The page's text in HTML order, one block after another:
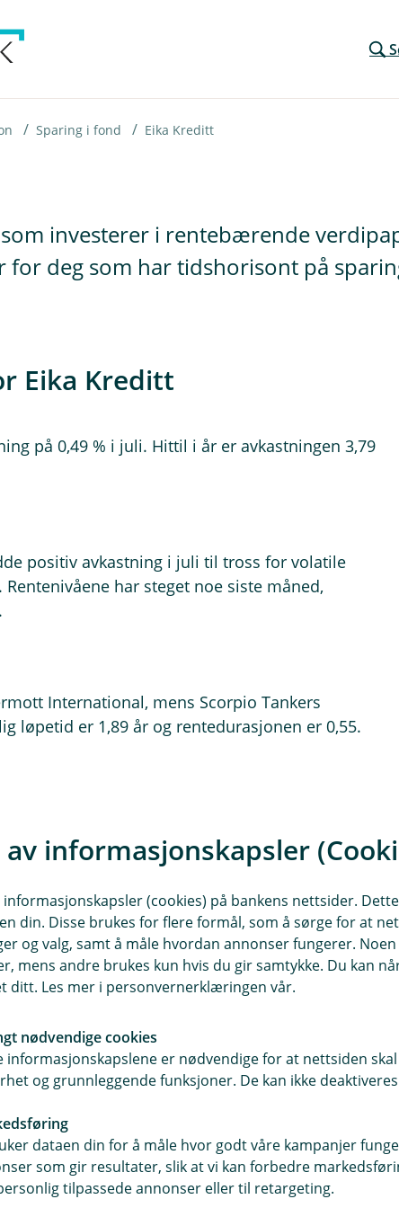
Sparing i fond Eika Kreditt
investerer i rentebærende
for deg som har tidshorisont på
Eika Kreditt
på 0,49 % i juli. Hittil i år er avkastningen 3,79
positiv avkastning i juli til tross for volatile
har steget noe siste måned,
International, mens Scorpio Tankers
løpetid er 1,89 år og rentedurasjonen er 0,55.
å ligge mellom 4,5 % og 5 % resten av
enn det historiske gjennomsnittet. Fondet har
før forvaltningsprovisjon, men også høyere
enn for likviditetsfond.
tilsvarer siste dag i forrige måned.
i Eika Kreditt
eier
informasjonskapsler
(cookies) på bankens nettsider.
din. Disse brukes for flere formål, som å sørge for at
og valg, samt å måle hvordan annonser fungerer.
mens andre brukes kun hvis du gir samtykke. Du kan
ditt. Les mer i personvernerklæringen vår.
nødvendige cookies
informasjonskapslene er nødvendige for at nettsiden
og grunnleggende funksjoner. De kan ikke
dataen din for å måle hvor godt våre kampanjer
som gir resultater, slik at vi kan forbedre
tilpassede annonser eller til retargeting.